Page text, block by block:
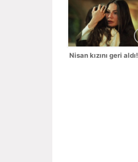
Nisan kızını geri aldı!